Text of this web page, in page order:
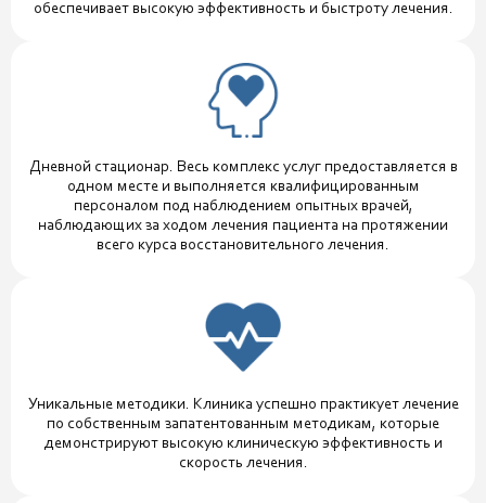
обеспечивает высокую эффективность и быстроту лечения.
Дневной стационар. Весь комплекс услуг предоставляется в
одном месте и выполняется квалифицированным
персоналом под наблюдением опытных врачей,
наблюдающих за ходом лечения пациента на протяжении
всего курса восстановительного лечения.
Уникальные методики. Клиника успешно практикует лечение
по собственным запатентованным методикам, которые
демонстрируют высокую клиническую эффективность и
скорость лечения.